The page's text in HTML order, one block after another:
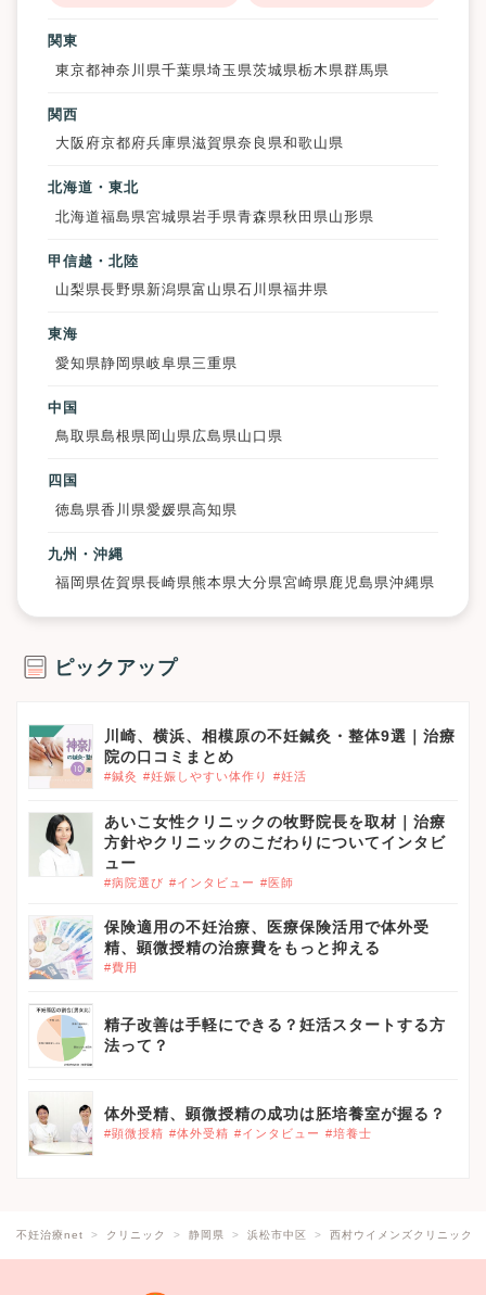
関東
東京都神奈川県千葉県埼玉県茨城県栃木県群馬県
関西
大阪府京都府兵庫県滋賀県奈良県和歌山県
北海道・東北
北海道福島県宮城県岩手県青森県秋田県 山形県
甲信越・北陸
山梨県長野県新潟県富山県石川県福井県
東海
愛知県静岡県岐阜県 三重県
中国
鳥取県島根県 岡山県広島県山口県
四国
徳島県香川県愛媛県高知県
九州・沖縄
福岡県佐賀県長崎県熊本県大分県宮崎県鹿児島県沖縄県
ピックアップ
川崎、横浜、相模原の不妊鍼灸・整体9選｜治療
院の口コミまとめ
#鍼灸 #妊娠しやすい体作り #妊活
あいこ女性クリニックの牧野院長を取材｜治療
方針やクリニックのこだわりについてインタビ
ュー
#病院選び #インタビュー #医師
保険適用の不妊治療、医療保険活用で体外受
精、顕微授精の治療費をもっと抑える
#費用
精子改善は手軽にできる？妊活スタートする方
法って？
体外受精、顕微授精の成功は胚培養室が握る？
#顕微授精 #体外受精 #インタビュー #培養士
不妊治療net クリニック 静岡県 浜松市中区 西村ウイメンズクリニック